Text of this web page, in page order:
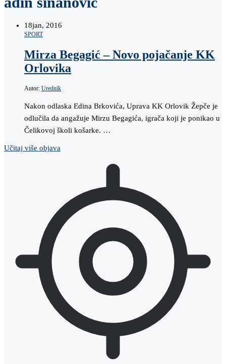
18jan, 2016
SPORT
Mirza Begagić – Novo pojačanje KK
Orlovika
Autor: Urednik
Nakon odlaska Edina Brkovića, Uprava KK Orlovik Žepče je
odlučila da angažuje Mirzu Begagića, igrača koji je ponikao u
Čelikovoj školi košarke. …
Učitaj više objava